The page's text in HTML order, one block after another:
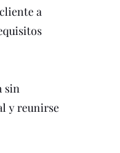
a
sin
y reunirse